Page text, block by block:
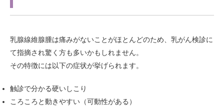
乳腺線維腺腫は痛みがないことがほとんどのため、乳がん検診に
て指摘され驚く方も多いかもしれません。
その特徴には以下の症状が挙げられます。
触診で分かる硬いしこり
ころころと動きやすい（可動性がある）